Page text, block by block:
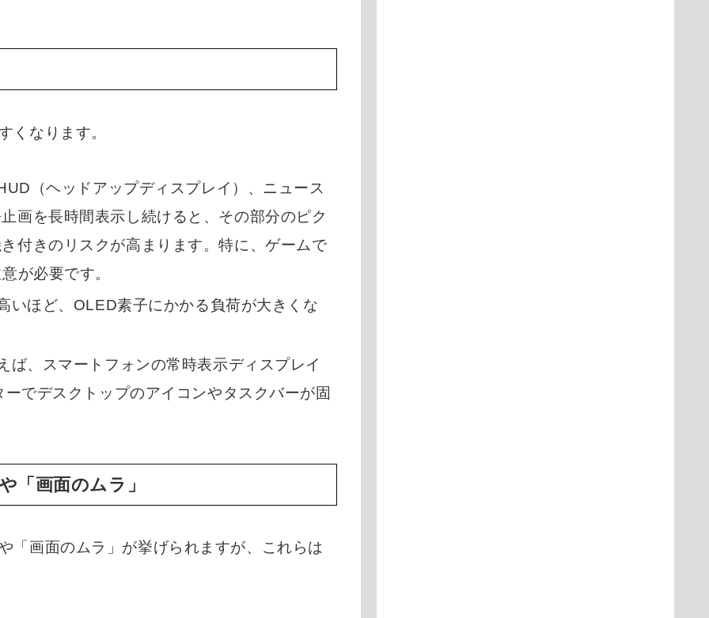
くなります。
（ヘッドアップディスプレイ）、ニュース
画を長時間表示し続けると、その部分のピク
付きのリスクが高まります。特に、ゲームで
が必要です。
いほど、OLED素子にかかる負荷が大きくな
ば、スマートフォンの常時表示ディスプレイ
でデスクトップのアイコンやタスクバーが固
「画面のムラ」
「画面のムラ」が挙げられますが、これらは